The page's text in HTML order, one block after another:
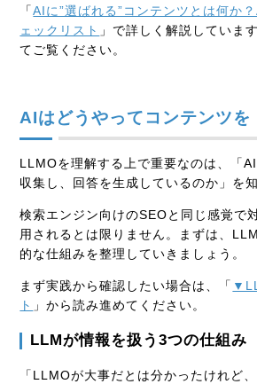
「AIに”選ばれる”コンテンツとは何か
ェックリスト 」で詳しく解説していま
てご覧ください。
AIはどうやってコンテンツを
LLMOを理解する上で重要なのは、「
収集し、回答を生成しているのか」を
検索エンジン向けのSEOと同じ感覚で
用されるとは限りません。まずは、
的な仕組みを整理していきましょう。
まず実践から確認したい場合は、「
ト 」から読み進めてください。
LLMが情報を扱う3つの仕組み
「LLMOが大事だとは分かったけれど